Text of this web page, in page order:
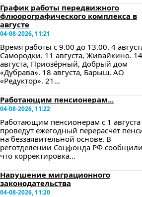
График работы передвижного
флюорографического комплекса в
августе
04-08-2026, 11:21
Время работы с 9.00 до 13.00. 4
Самородки. 11 августа, Живайкино. 14
августа, Приозёрный, Добрый дом
«Дубрава». 18 августа, Барыш, АО
«Редуктор». 21...
Работающим пенсионерам...
04-08-2026, 11:22
Работающим пенсионерам с 1 августа
проведут ежегодный перерасчёт
на беззаявительной основе. В
реготделении Соцфонда РФ
что корректировка...
Нарушение миграционного
законодательства
04-08-2026, 11:20